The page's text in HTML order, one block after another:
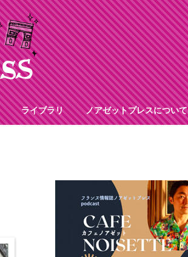
ライブラリ ノアゼットプレスについて